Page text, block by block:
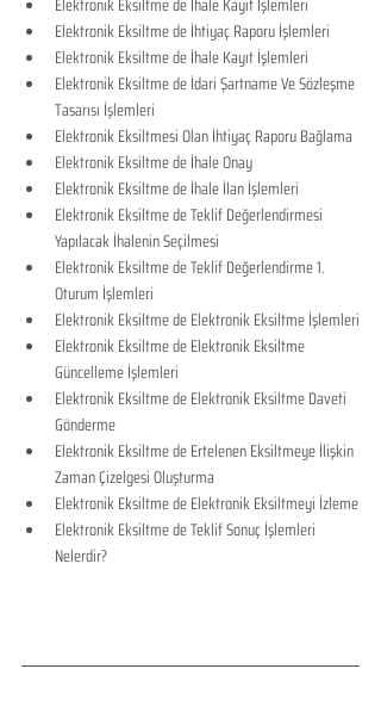
Elektronik Eksiltme de İhtiyaç Raporu İşlemleri
Elektronik Eksiltme de İhale Kayıt İşlemleri
Elektronik Eksiltme de İdari Şartname Ve Sözleşme
Tasarısı İşlemleri
Elektronik Eksiltmesi Olan İhtiyaç Raporu Bağlama
Elektronik Eksiltme de İhale Onay
Elektronik Eksiltme de İhale İlan İşlemleri
Elektronik Eksiltme de Teklif Değerlendirmesi
Yapılacak İhalenin Seçilmesi
Elektronik Eksiltme de Teklif Değerlendirme 1.
Oturum İşlemleri
Elektronik Eksiltme de Elektronik Eksiltme İşlemleri
Elektronik Eksiltme de Elektronik Eksiltme
Güncelleme İşlemleri
Elektronik Eksiltme de Elektronik Eksiltme Daveti
Gönderme
Elektronik Eksiltme de Ertelenen Eksiltmeye İlişkin
Zaman Çizelgesi Oluşturma
Elektronik Eksiltme de Elektronik Eksiltmeyi İzleme
Elektronik Eksiltme de Teklif Sonuç İşlemleri
Nelerdir?